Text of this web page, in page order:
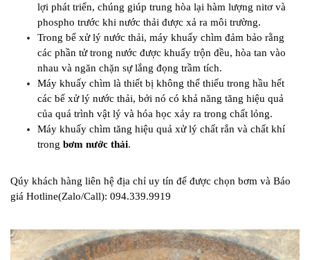
lợi phát triển, chúng giúp trung hòa lại hàm lượng nitơ và
phospho trước khi nước thải được xả ra môi trường.
Trong bể xử lý nước thải, máy khuấy chìm đảm bảo rằng
các phần tử trong nước được khuấy trộn đều, hòa tan vào
nhau và ngăn chặn sự lắng đọng trầm tích.
Máy khuấy chìm là thiết bị không thể thiếu trong hầu hết
các bể xử lý nước thải, bởi nó có khả năng tăng hiệu quả
của quá trình vật lý và hóa học xảy ra trong chất lỏng.
Máy khuấy chìm tăng hiệu quả xử lý chất rắn và chất khí
trong bơm nước thải.
Qúy khách hàng liên hệ địa chỉ uy tín để được chọn bơm và Báo
giá Hotline(Zalo/Call): 094.339.9919